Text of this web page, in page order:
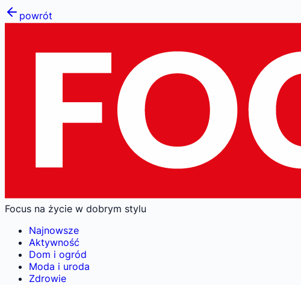
powrót
Focus na życie w dobrym stylu
Najnowsze
Aktywność
Dom i ogród
Moda i uroda
Zdrowie